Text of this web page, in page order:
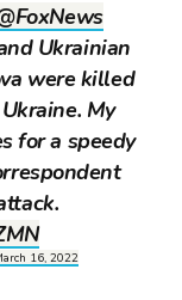
Ukrainian
were killed
My
for a speedy
16, 2022